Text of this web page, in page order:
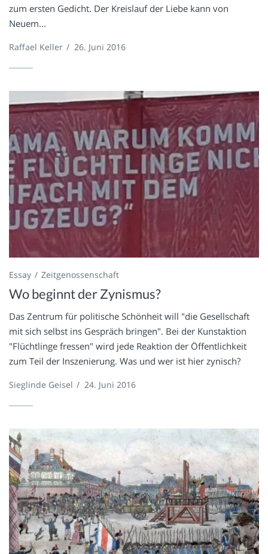
zum ersten Gedicht. Der Kreislauf der Liebe kann von
Neuem...
Raffael Keller / 26. Juni 2016
Essay Zeitgenossenschaft
Wo beginnt der Zynismus?
Das Zentrum für politische Schönheit will "die Gesellschaft
mit sich selbst ins Gespräch bringen". Bei der Kunstaktion
"Flüchtlinge fressen" wird jede Reaktion der Öffentlichkeit
zum Teil der Inszenierung. Was und wer ist hier zynisch?
Sieglinde Geisel / 24. Juni 2016